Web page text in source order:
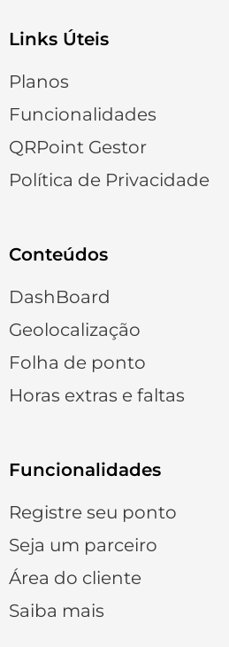
Links Úteis
Planos
Funcionalidades
QRPoint Gestor
Política de Privacidade
Conteúdos
DashBoard
Geolocalização
Folha de ponto
Horas extras e faltas
Funcionalidades
Registre seu ponto
Seja um parceiro
Área do cliente
Saiba mais